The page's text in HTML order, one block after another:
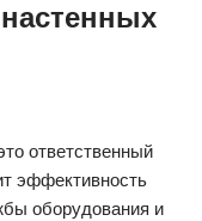
ответственный
эффективность
оборудования и